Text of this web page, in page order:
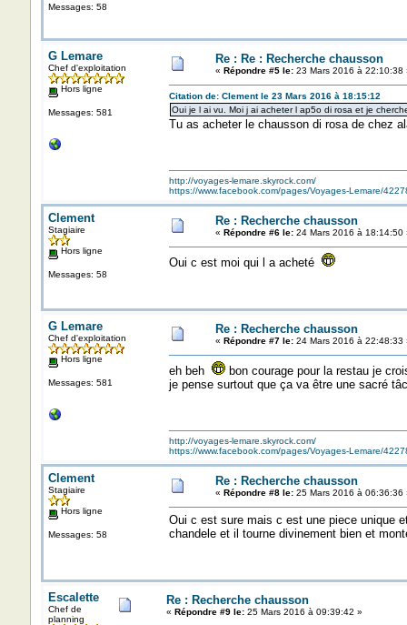
Messages: 58
G Lemare
Chef d'exploitation
Hors ligne
Messages: 581
Re : Re : Recherche chausson
« Répondre #5 le:23 Mars 2016 à 22:10:38
Citation de: Clement le 23 Mars 2016 à 18:15:12
Oui je l ai vu. Moi j ai acheter l ap5o di rosa et je
Tu as acheter le chausson di rosa de chez
http://voyages-lemare.skyrock.com/
https://www.facebook.com/pages/Voyages-Lemare/
Clement
Stagiaire
Hors ligne
Messages: 58
Re : Recherche chausson
« Répondre #6 le:24 Mars 2016 à 18:14:50
Oui c est moi qui l a acheté
G Lemare
Chef d'exploitation
Hors ligne
Messages: 581
Re : Recherche chausson
« Répondre #7 le:24 Mars 2016 à 22:48:33
eh beh
bon courage pour la restau je
je pense surtout que ça va être une sacré
http://voyages-lemare.skyrock.com/
https://www.facebook.com/pages/Voyages-Lemare/
Clement
Stagiaire
Hors ligne
Messages: 58
Re : Recherche chausson
« Répondre #8 le:25 Mars 2016 à 06:36:36
Oui c est sure mais c est une piece unique
chandele et il tourne divinement bien et
Escalette
Chef de
planning
Re : Recherche chausson
« Répondre #9 le:25 Mars 2016 à 09:39:42 »